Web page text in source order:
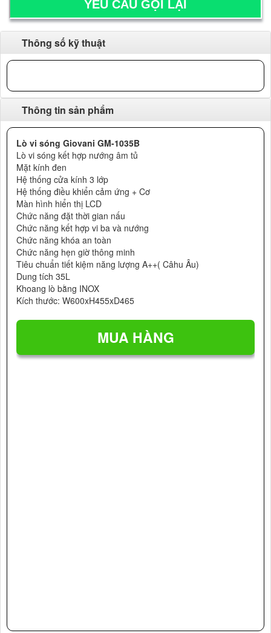
Thông số kỹ thuật
Thông tin sản phẩm
Lò vi sóng Giovani GM-1035B
Lò vi sóng kết hợp nướng âm tủ
Mặt kính đen
Hệ thống cửa kính 3 lớp
Hệ thống điều khiển cảm ứng + Cơ
Màn hình hiển thị LCD
Chức năng đặt thời gian nấu
Chức năng kết hợp vi ba và nướng
Chức năng khóa an toàn
Chức năng hẹn giờ thông minh
Tiêu chuẩn tiết kiệm năng lượng A++( Câhu Âu)
Dung tích 35L
Khoang lò bằng INOX
Kích thước: W600xH455xD465